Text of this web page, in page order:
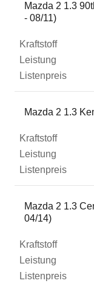
Mazda 2 1.3
- 08/11)
Mazda 2 1.3
Mazda 2 1.3
04/14)